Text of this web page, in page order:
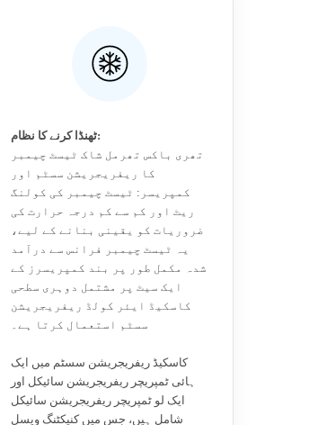
ٹھنڈا کرنے کا نظام:
تھری باکس تھرمل شاک ٹیسٹ چیمبر
کا ریفریجریشن سسٹم اور
کمپریسر: ٹیسٹ چیمبر کی کولنگ
ریٹ اور کم سے کم درجہ حرارت کی
ضروریات کو یقینی بنانے کے لیے،
یہ ٹیسٹ چیمبر فرانس سے درآمد
شدہ مکمل طور پر بند کمپریسرز کے
ایک سیٹ پر مشتمل دوہری سطحی
کاسکیڈ ایئر کولڈ ریفریجریشن
سسٹم استعمال کرتا ہے۔
کاسکیڈ ریفریجریشن سسٹم میں ایک
ہائی ٹمپریچر ریفریجریشن سائیکل اور
ایک لو ٹمپریچر ریفریجریشن سائیکل
شامل ہیں، جس میں کنیکٹنگ ویسل